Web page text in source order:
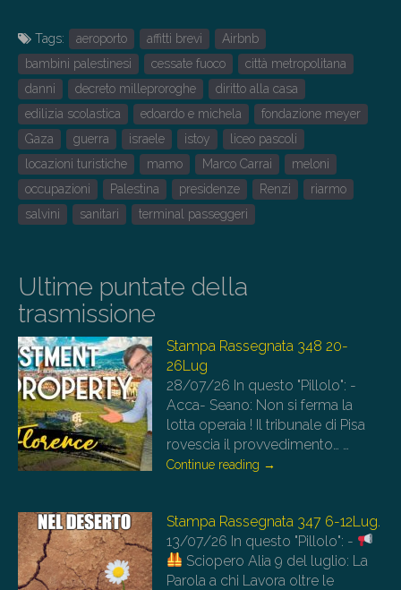
Tags: aeroporto affitti brevi
Airbnb
bambini palestinesi
cessate fuoco
città metropolitana
danni
decreto milleproroghe
diritto alla casa
edilizia scolastica
edoardo e michela
fondazione meyer
Gaza
guerra israele istoy
liceo pascoli
locazioni turistiche
mamo Marco Carrai
meloni
occupazioni
Palestina presidenze Renzi
riarmo
salvini
sanitari terminal passeggeri
Ultime puntate della
trasmissione
Stampa Rassegnata 348 20-
26Lug
28/07/26 In questo "Pillolo": -
Acca- Seano: Non si ferma la
lotta operaia ! Il tribunale di Pisa
rovescia il provvedimento… …
Continue reading →
Stampa Rassegnata 347 6-12Lug.
13/07/26 In questo "Pillolo": -
Sciopero Alia 9 del luglio: La
Parola a chi Lavora oltre le